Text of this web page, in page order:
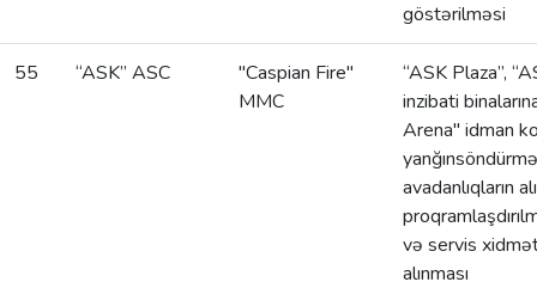
göstərilməsi
55 “ASK” ASC
"Caspian Fire"
MMC
“ASK Plaza”,
inzibati
Arena" idman
yanğınsöndürmə
avadanlıqların
və servis
alınması